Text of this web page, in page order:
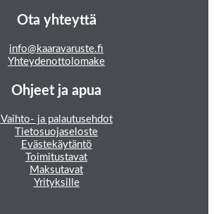
Ota yhteyttä
info@kaaravaruste.fi
Yhteydenottolomake
Ohjeet ja apua
Vaihto- ja palautusehdot
Tietosuojaseloste
Evästekäytäntö
Toimitustavat
Maksutavat
Yrityksille